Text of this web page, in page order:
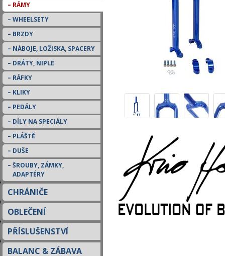
RÁMY
WHEELSETY
BRZDY
NÁBOJE, LOŽISKA, SPACERY
DRÁTY, NIPLE
RÁFKY
KLIKY
PEDÁLY
DÍLY NA SPECIÁLY
PLÁŠTĚ
DUŠE
ŠROUBY, ZÁMKY,
ADAPTÉRY
CHRÁNIČE
OBLEČENÍ
PŘÍSLUŠENSTVÍ
BALANC & ZÁBAVA